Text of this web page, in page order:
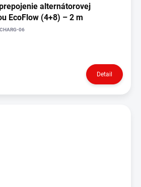
alternátorovej
EcoFlow (4+8) – 2 m
06
Detail